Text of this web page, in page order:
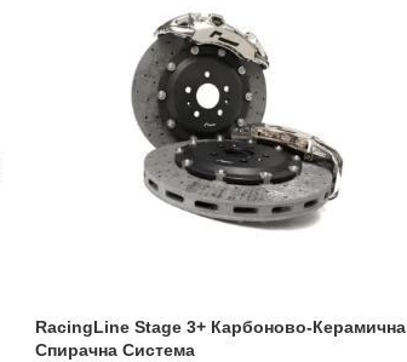
RacingLine Stage 3+ Карбоново-Керамична
Спирачна Система